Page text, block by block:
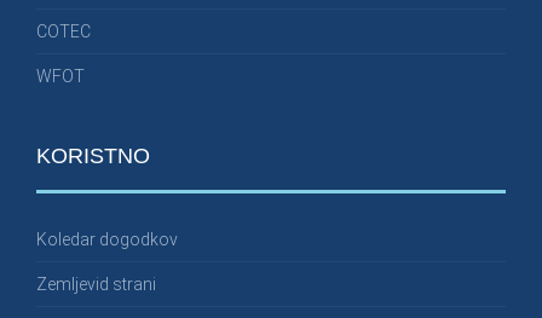
COTEC
WFOT
KORISTNO
Koledar dogodkov
Zemljevid strani